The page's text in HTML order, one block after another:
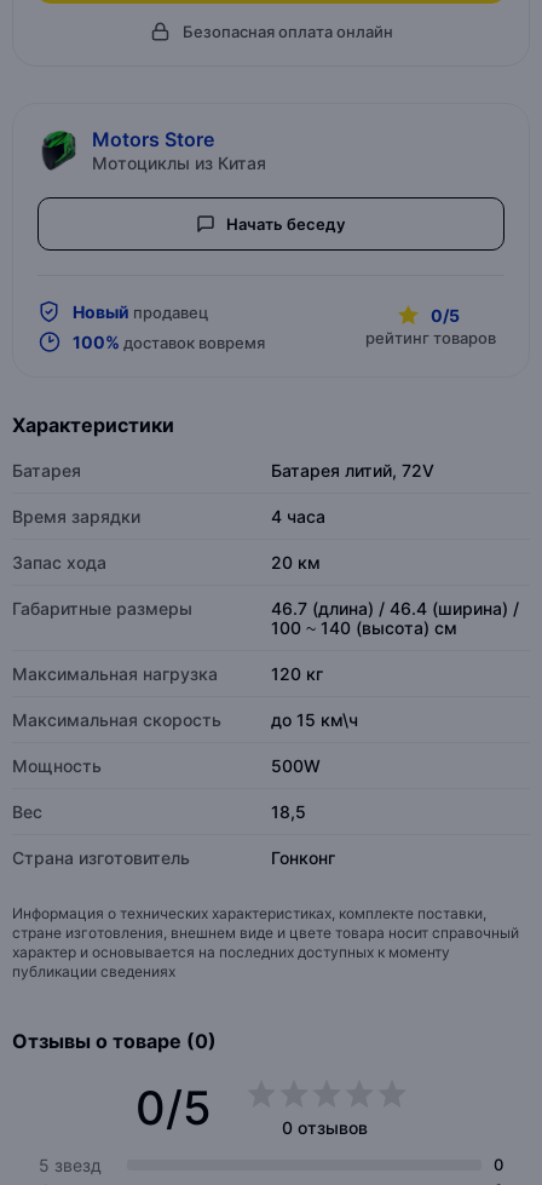
Безопасная оплата онлайн
Motors Store
Мотоциклы из Китая
Начать беседу
Новый продавец
100% доставок вовремя
0/5
рейтинг товаров
Характеристики
Батарея Батарея литий, 72V
Время зарядки 4 часа
Запас хода 20 км
Габаритные размеры
46.7 (длина) / 46.4 (ширина) /
100 ~ 140 (высота) см
Максимальная нагрузка 120 кг
Максимальная скорость до 15 км\ч
Мощность 500W
Вес 18,5
Страна изготовитель Гонконг
Информация о технических характеристиках, комплекте поставки,
стране изготовления, внешнем виде и цвете товара носит справочный
характер и основывается на последних доступных к моменту
публикации сведениях
Отзывы о товаре (0)
0/5
0 отзывов
5 звезд
0